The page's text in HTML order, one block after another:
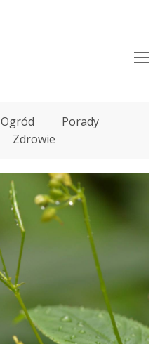
Ogród
Porady
Zdrowie